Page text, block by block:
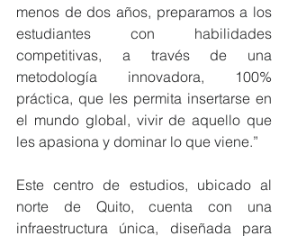
menos de dos años, preparamos a los
estudiantes con habilidades
competitivas, a través de una
metodología innovadora, 100%
práctica, que les permita insertarse en
el mundo global, vivir de aquello que
les apasiona y dominar lo que viene.”
Este centro de estudios, ubicado al
norte de Quito, cuenta con una
infraestructura única, diseñada para